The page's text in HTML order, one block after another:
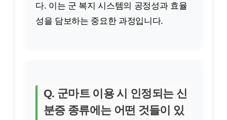
다. 이는 군 복지 시스템의 공정성과 효율
성을 담보하는 중요한 과정입니다.
Q. 군마트 이용 시 인정되는 신
분증 종류에는 어떤 것들이 있